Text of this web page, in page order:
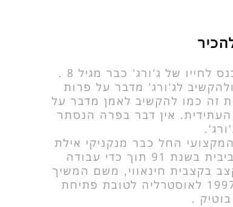
לחייו של ג'ורג' כבר מגיל 8 .
לג'ורג' מדבר על פרות
זה כמו להקשיב לאמן מדבר על
העתידית. אין דבר בפרה הנסתר
המקצועי החל כבר מנקניקי אילת
התל אביבית בשנת 91 תוך כדי עבודה
בקצבית חינאווי, משם המשיך
בשנת 1997 לאוסטרליה לטובת פתיחת
.